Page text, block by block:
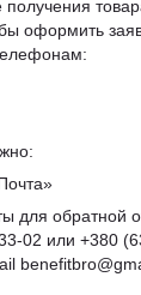
оформить
для обратной
02 или +380